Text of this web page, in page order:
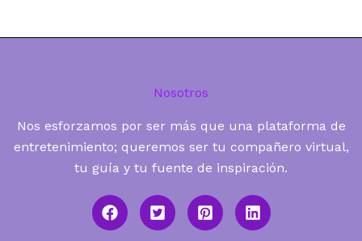
Nosotros
Nos esforzamos por ser más que una plataforma de
entretenimiento; queremos ser tu compañero virtual,
tu guía y tu fuente de inspiración.